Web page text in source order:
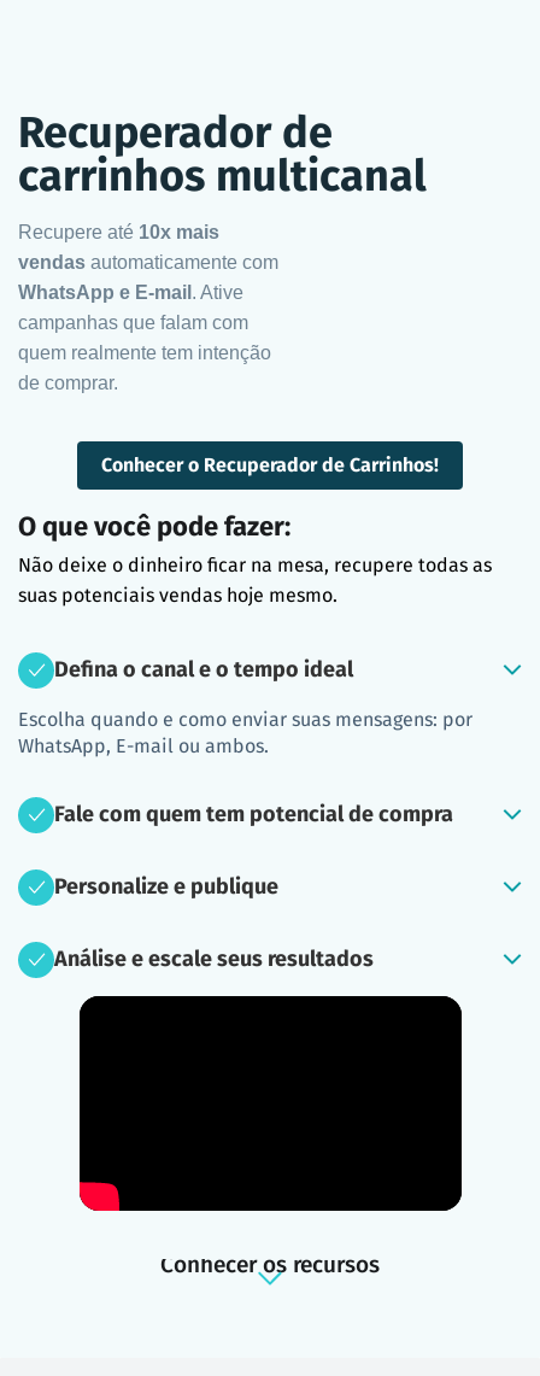
Recuperador de
carrinhos multicanal
Recupere até 10x mais
vendas automaticamente com
WhatsApp e E-mail . Ative
campanhas que falam com
quem realmente tem intenção
de comprar.
Conhecer o Recuperador de Carrinhos!
O que você pode fazer:
Não deixe o dinheiro ficar na mesa, recupere todas as
suas potenciais vendas hoje mesmo.
Defina o canal e o tempo ideal
Escolha quando e como enviar suas mensagens: por
WhatsApp, E-mail ou ambos.
Fale com quem tem potencial de compra
Personalize e publique
Análise e escale seus resultados
Conhecer os recursos